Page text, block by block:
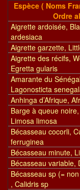
Espèce ( Noms
Ordre
Aigrette ardoisée,
ardesiaca
Aigrette garzette,
Aigrette des récifs,
Egretta gularis
Amarante du
Lagonosticta
Anhinga d’Afrique,
Barge à queue
Limosa limosa
Bécasseau cocorli,
ferruginea
Bécasseau minute,
Bécasseau variable,
Bécasseau sp (=
, Calidris sp